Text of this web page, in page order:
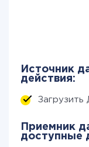
Источник
действия:
Приемник
доступные